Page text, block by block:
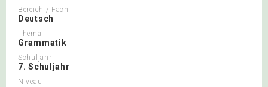
Bereich / Fach
Deutsch
Thema
Grammatik
Schuljahr
7. Schuljahr
Niveau